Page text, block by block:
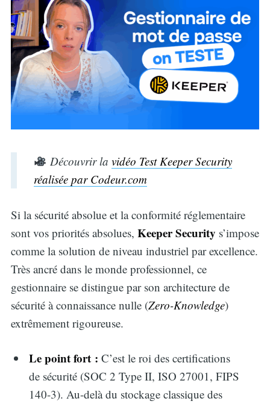
Découvrir la vidéo Test Keeper Security
réalisée par Codeur.com
Si la sécurité absolue et la conformité réglementaire
sont vos priorités absolues, Keeper Security s’impose
comme la solution de niveau industriel par excellence.
Très ancré dans le monde professionnel, ce
gestionnaire se distingue par son architecture de
sécurité à connaissance nulle (Zero-Knowledge)
extrêmement rigoureuse.
Le point fort : C’est le roi des certifications
de sécurité (SOC 2 Type II, ISO 27001, FIPS
140-3). Au-delà du stockage classique des